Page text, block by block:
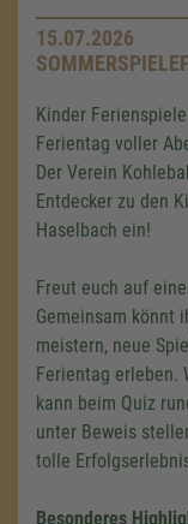
15.07.2026
Kinder
Ferientag voller
Der Verein
Entdecker zu den
Haselbach ein!
Freut euch auf
Gemeinsam könnt
meistern, neue
Ferientag erleben.
kann beim Quiz
unter Beweis
tolle
Besonderes